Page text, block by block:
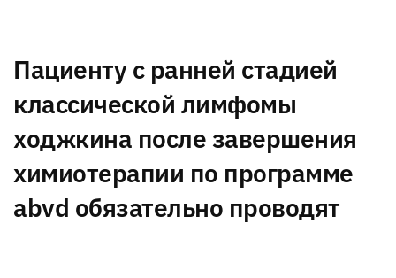
Пациенту с ранней стадией
классической лимфомы
ходжкина после завершения
химиотерапии по программе
abvd обязательно проводят